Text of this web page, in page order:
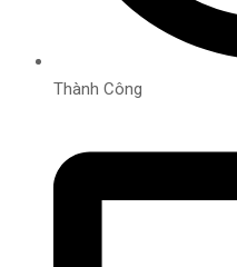
Thành Công